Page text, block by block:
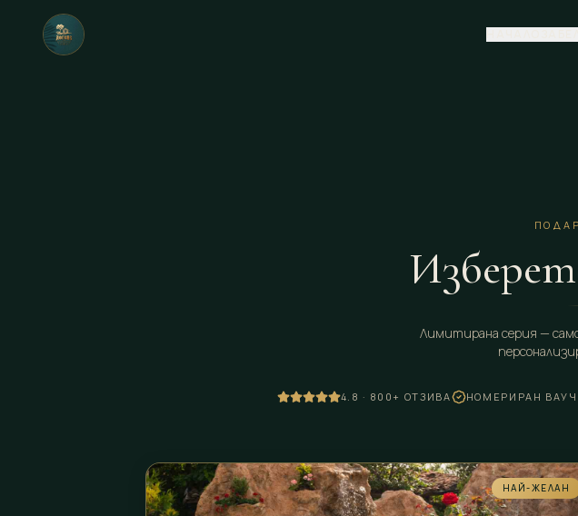
Лимитирана серия —
4.8 · 800+ ОТЗИВА НОМЕРИРАН
НАЙ-ЖЕЛАН